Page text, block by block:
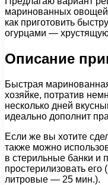
маринованных
как приготовить
огурцами —
Описание
Быстрая
хозяйке, потратив
несколько дней
идеально дополнит
Если же вы хотите
также можно
в стерильные банки и
простерилизовать
литровые — 25 мин.).